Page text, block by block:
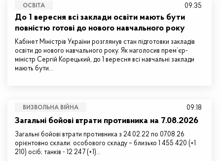
ОСВІТА
До 1 вересня всі заклади освіти мають бути
повністю готові до нового навчального року
Кабінет Міністрів України розглянув стан підготовки закладів
освіти до нового навчального року. Як наголосив прем’єр-
міністр Сергій Корецький, до 1 вересня всі навчальні заклади
мають бути…
09:35
ВИЗВОЛЬНА ВІЙНА
Загальні бойові втрати противника на 7.08.2026
Загальні бойові втрати противника з 24.02.22 по 07.08.26
орієнтовно склали: особового складу – близько 1 455 420 (+1
210) осіб; танків - 12 247 (+1)…
09:18